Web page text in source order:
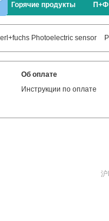
Горячие продукты П+Ф
Photoelectric sensor
Об оплате
Инструкции по оплате